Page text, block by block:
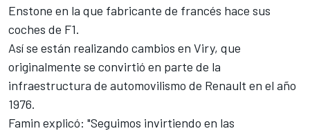
Enstone en la que fabricante de francés hace sus
coches de F1.
Así se están realizando cambios en Viry, que
originalmente se convirtió en parte de la
infraestructura de automovilismo de Renault en el año
1976.
Famin explicó: "Seguimos invirtiendo en las